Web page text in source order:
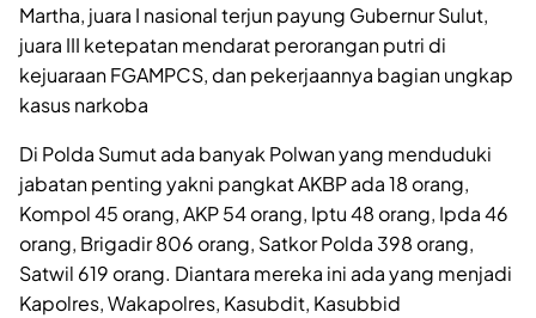
Martha, juara I nasional terjun payung Gubernur Sulut,
juara III ketepatan mendarat perorangan putri di
kejuaraan FGAMPCS, dan pekerjaannya bagian ungkap
kasus narkoba
Di Polda Sumut ada banyak Polwan yang menduduki
jabatan penting yakni pangkat AKBP ada 18 orang,
Kompol 45 orang, AKP 54 orang, Iptu 48 orang, Ipda 46
orang, Brigadir 806 orang, Satkor Polda 398 orang,
Satwil 619 orang. Diantara mereka ini ada yang menjadi
Kapolres, Wakapolres, Kasubdit, Kasubbid